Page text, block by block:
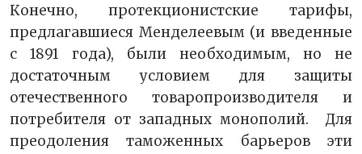
Конечно, протекционистские тарифы,
предлагавшиеся Менделеевым (и введенные
с 1891 года), были необходимым, но не
достаточным условием для защиты
отечественного товаропроизводителя и
потребителя от западных монополий. Для
преодоления таможенных барьеров эти